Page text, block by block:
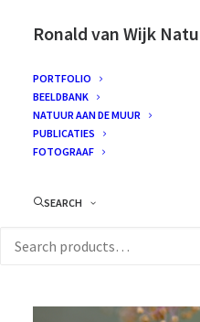
Ronald van Wijk
PORTFOLIO
BEELDBANK
NATUUR AAN DE MUUR
PUBLICATIES
FOTOGRAAF
SEARCH